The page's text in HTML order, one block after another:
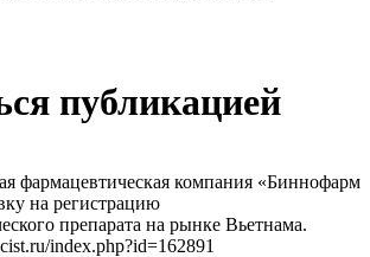
публикацией
фармацевтическая компания «Биннофарм
на регистрацию
препарата на рынке Вьетнама.
index.php?id=162891